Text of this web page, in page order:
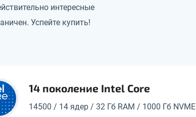
интересные
Успейте купить!
14 поколение Intel Core
14500 / 14 ядер / 32 Гб RAM / 1000 Гб NVME